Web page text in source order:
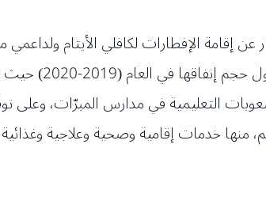
إقامة الإفطارات لكافلي الأيتام ولداعمي
بسسب جائحة كورونا، وهي تقدم مع بداية الشهر الكريم لكل من رفدها بالحب والعطاء،
التعليمية في مدارس المبرّات، وعلى
1500 من المسنين وتقديم خدمات لهم، منها خدمات إقامية وصحية